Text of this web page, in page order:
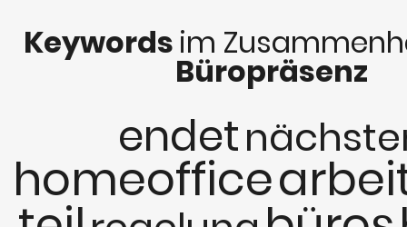
Keywords im
Büropräsenz
endet
homeoffice